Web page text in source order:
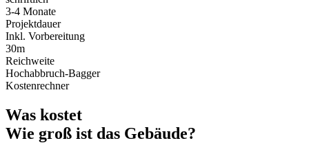
3-4 Monate
Projektdauer
Inkl. Vorbereitung
30m
Reichweite
Hochabbruch-Bagger
Kostenrechner
Was kostet
Wie groß ist das Gebäude?